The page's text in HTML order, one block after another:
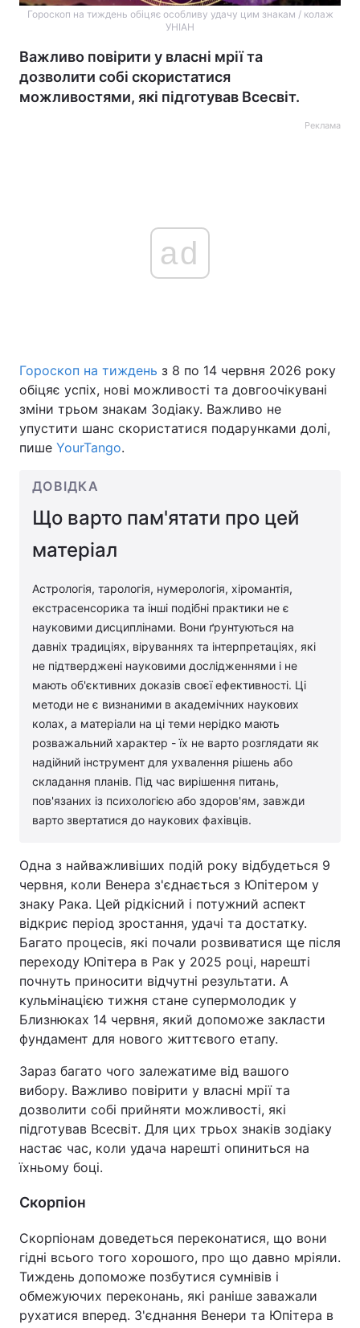
Гороскоп на тиждень обіцяє особливу удачу цим знакам / колаж
УНІАН
Важливо повірити у власні мрії та
дозволити собі скористатися
можливостями, які підготував Всесвіт.
Реклама
ad
Гороскоп на тиждень з 8 по 14 червня 2026 року
обіцяє успіх, нові можливості та довгоочікувані
зміни трьом знакам Зодіаку. Важливо не
упустити шанс скористатися подарунками долі,
пише YourTango.
ДОВІДКА
Що варто пам'ятати про цей
матеріал
Астрологія, тарологія, нумерологія, хіромантія,
екстрасенсорика та інші подібні практики не є
науковими дисциплінами. Вони ґрунтуються на
давніх традиціях, віруваннях та інтерпретаціях, які
не підтверджені науковими дослідженнями і не
мають об'єктивних доказів своєї ефективності. Ці
методи не є визнаними в академічних наукових
колах, а матеріали на ці теми нерідко мають
розважальний характер - їх не варто розглядати як
надійний інструмент для ухвалення рішень або
складання планів. Під час вирішення питань,
пов'язаних із психологією або здоров'ям, завжди
варто звертатися до наукових фахівців.
Одна з найважливіших подій року відбудеться 9
червня, коли Венера з'єднається з Юпітером у
знаку Рака. Цей рідкісний і потужний аспект
відкриє період зростання, удачі та достатку.
Багато процесів, які почали розвиватися ще після
переходу Юпітера в Рак у 2025 році, нарешті
почнуть приносити відчутні результати. А
кульмінацією тижня стане супермолодик у
Близнюках 14 червня, який допоможе закласти
фундамент для нового життєвого етапу.
Зараз багато чого залежатиме від вашого
вибору. Важливо повірити у власні мрії та
дозволити собі прийняти можливості, які
підготував Всесвіт. Для цих трьох знаків зодіаку
настає час, коли удача нарешті опиниться на
їхньому боці.
Скорпіон
Скорпіонам доведеться переконатися, що вони
гідні всього того хорошого, про що давно мріяли.
Тиждень допоможе позбутися сумнівів і
обмежуючих переконань, які раніше заважали
рухатися вперед. З'єднання Венери та Юпітера в